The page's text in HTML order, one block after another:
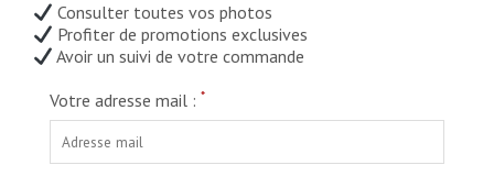
Consulter toutes vos photos
Profiter de promotions exclusives
Avoir un suivi de votre commande
Votre adresse mail : *